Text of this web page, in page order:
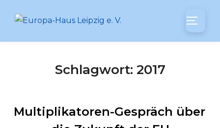
Inhalt
Schlagwort: 2017
Multiplikatoren-Gespräch über